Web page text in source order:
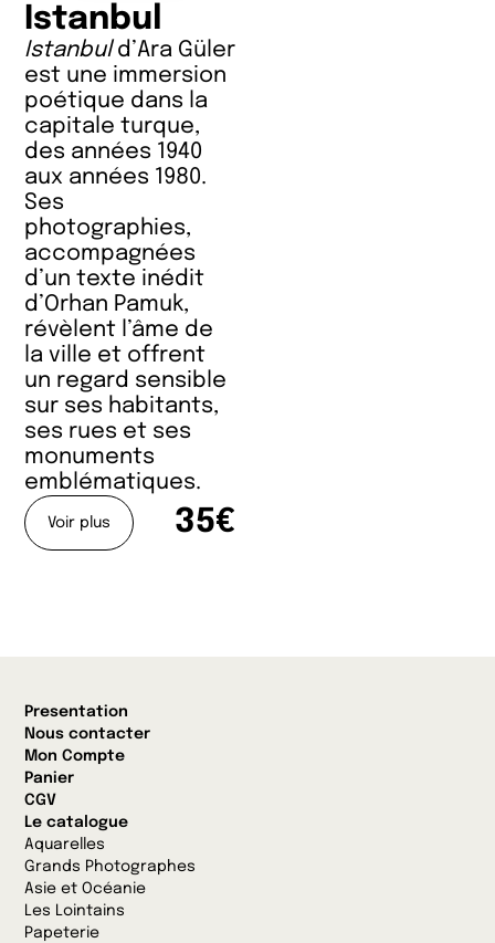
Istanbul
Istanbuld’Ara Güler
est une immersion
poétique dans la
capitale turque,
des années 1940
aux années 1980.
Ses
photographies,
accompagnées
d’un texte inédit
d’Orhan Pamuk,
révèlent l’âme de
la ville et offrent
un regard sensible
sur ses habitants,
ses rues et ses
monuments
emblématiques.
Voir plus 35€
Presentation
Nous contacter
Mon Compte
Panier
CGV
Le catalogue
Aquarelles
Grands Photographes
Asie et Océanie
Les Lointains
Papeterie